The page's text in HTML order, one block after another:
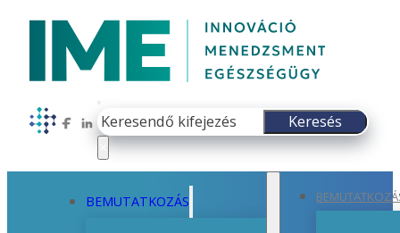
Follow us on Facebook
Follow us on LinkedIn
Keresés
Keresés
BEMUTATKOZÁS